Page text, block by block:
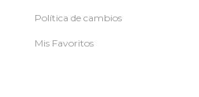
Política de cambios
Mis Favoritos